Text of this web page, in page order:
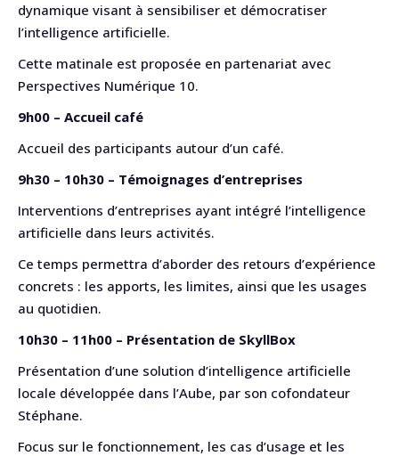
dynamique visant à sensibiliser et démocratiser
l’intelligence artificielle.
Cette matinale est proposée en partenariat avec
Perspectives Numérique 10.
9h00 – Accueil café
Accueil des participants autour d’un café.
9h30 – 10h30 – Témoignages d’entreprises
Interventions d’entreprises ayant intégré l’intelligence
artificielle dans leurs activités.
Ce temps permettra d’aborder des retours d’expérience
concrets : les apports, les limites, ainsi que les usages
au quotidien.
10h30 – 11h00 – Présentation de SkyllBox
Présentation d’une solution d’intelligence artificielle
locale développée dans l’Aube, par son cofondateur
Stéphane.
Focus sur le fonctionnement, les cas d’usage et les